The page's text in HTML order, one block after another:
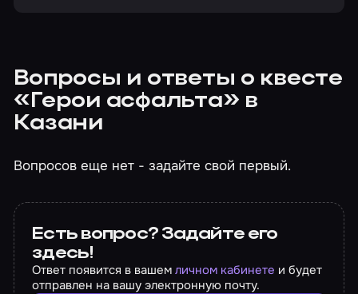
Вопросы и ответы о квесте
«Герои асфальта» в
Казани
Вопросов еще нет - задайте свой первый.
Есть вопрос? Задайте его
здесь!
Ответ появится в вашемличном кабинете и будет
отправлен на вашу электронную почту.